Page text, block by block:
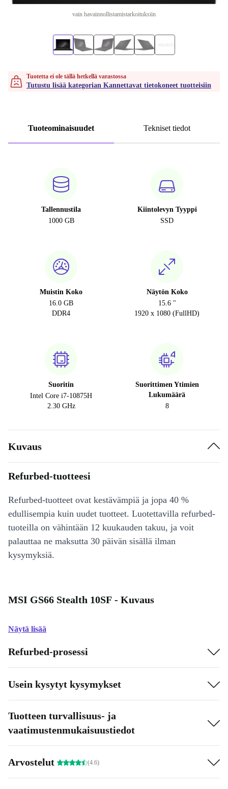
vain havainnollistamistarkoituksiin
Tuotetta ei ole tällä hetkellä varastossa
Tutustu lisää kategorian Kannettavat tietokoneet tuotteisiin
Tuoteominaisuudet Tekniset tiedot
Tallennustila
1000 GB
Kiintolevyn Tyyppi
SSD
Muistin Koko
16.0 GB
DDR4
Näytön Koko
15.6 "
1920 x 1080 (FullHD)
Suoritin
Intel Core i7-10875H
2.30 GHz
Suorittimen Ytimien
Lukumäärä
8
Kuvaus
Refurbed-tuotteesi
Refurbed-tuotteet ovat kestävämpiä ja jopa 40 %
edullisempia kuin uudet tuotteet. Luotettavilla refurbed-
tuoteilla on vähintään 12 kuukauden takuu, ja voit
palauttaa ne maksutta 30 päivän sisällä ilman
kysymyksiä.
MSI GS66 Stealth 10SF - Kuvaus
Näytä lisää
Refurbed-prosessi
Usein kysytyt kysymykset
Tuotteen turvallisuus- ja
vaatimustenmukaisuustiedot
Arvostelut (4.6)